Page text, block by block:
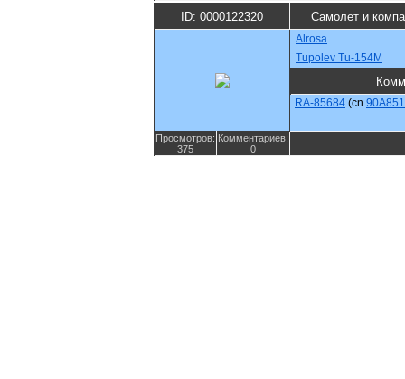
ID: 0000122320 Самолет и
Alrosa
Tupolev Tu-154M
RA-85684 (cn 90A851
Просмотров:
375
Комментариев:
0